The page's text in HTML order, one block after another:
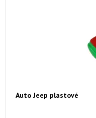
Auto Jeep plastové